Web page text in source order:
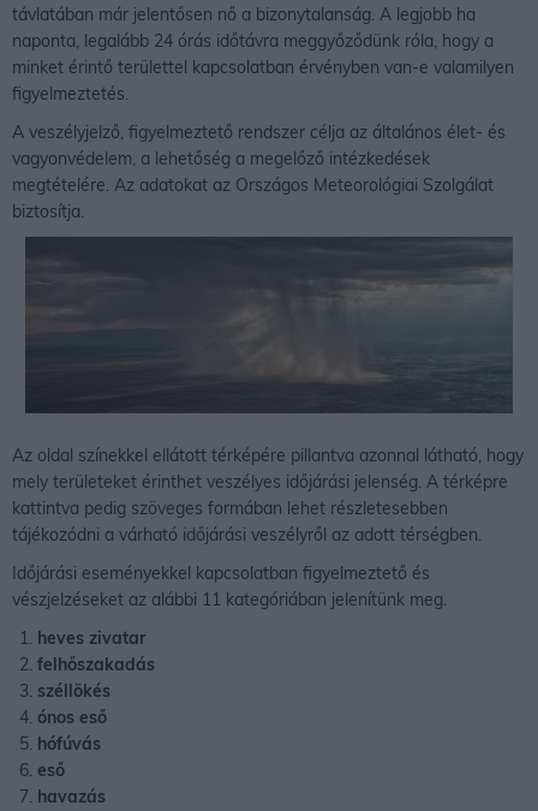
távlatában már jelentősen nő a bizonytalanság. A legjobb ha
naponta, legalább 24 órás időtávra meggyőződünk róla, hogy a
minket érintő területtel kapcsolatban érvényben van-e valamilyen
figyelmeztetés.
A veszélyjelző, figyelmeztető rendszer célja az általános élet- és
vagyonvédelem, a lehetőség a megelőző intézkedések
megtételére. Az adatokat az Országos Meteorológiai Szolgálat
biztosítja.
Az oldal színekkel ellátott térképére pillantva azonnal látható, hogy
mely területeket érinthet veszélyes időjárási jelenség. A térképre
kattintva pedig szöveges formában lehet részletesebben
tájékozódni a várható időjárási veszélyről az adott térségben.
Időjárási eseményekkel kapcsolatban figyelmeztető és
vészjelzéseket az alábbi 11 kategóriában jelenítünk meg.
heves zivatar
felhőszakadás
széllökés
ónos eső
hófúvás
eső
havazás